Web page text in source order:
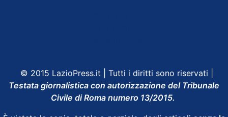
© 2015 LazioPress.it | Tutti i diritti sono riservati |
Testata giornalistica con autorizzazione del Tribunale
Civile di Roma numero 13/2015.